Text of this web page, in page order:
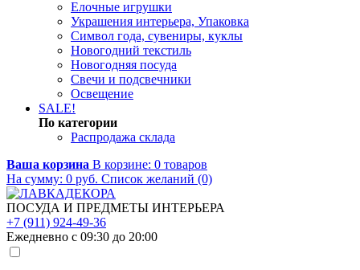
Елочные игрушки
Украшения интерьера, Упаковка
Символ года, сувениры, куклы
Новогодний текстиль
Новогодняя посуда
Свечи и подсвечники
Освещение
SALE!
По категории
Распродажа склада
Ваша корзина В корзине: 0 товаров
На сумму: 0 руб. Список желаний (0)
ПОСУДА И ПРЕДМЕТЫ ИНТЕРЬЕРА
+7 (911) 924-49-36
Ежедневно с 09:30 до 20:00